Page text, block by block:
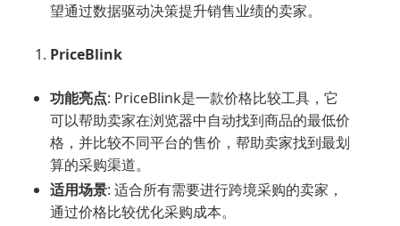
望通过数据驱动决策提升销售业绩的卖家。
PriceBlink
功能亮点: PriceBlink是一款价格比较工具，它
可以帮助卖家在浏览器中自动找到商品的最低价
格，并比较不同平台的售价，帮助卖家找到最划
算的采购渠道。
适用场景: 适合所有需要进行跨境采购的卖家，
通过价格比较优化采购成本。